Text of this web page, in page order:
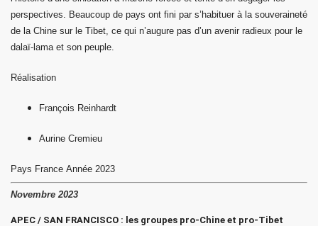
perspectives. Beaucoup de pays ont fini par s’habituer à la souveraineté
de la Chine sur le Tibet, ce qui n’augure pas d’un avenir radieux pour le
dalaï-lama et son peuple.
Réalisation
François Reinhardt
Aurine Cremieu
Pays France Année 2023
Novembre 2023
APEC / SAN FRANCISCO : les groupes pro-Chine et pro-Tibet